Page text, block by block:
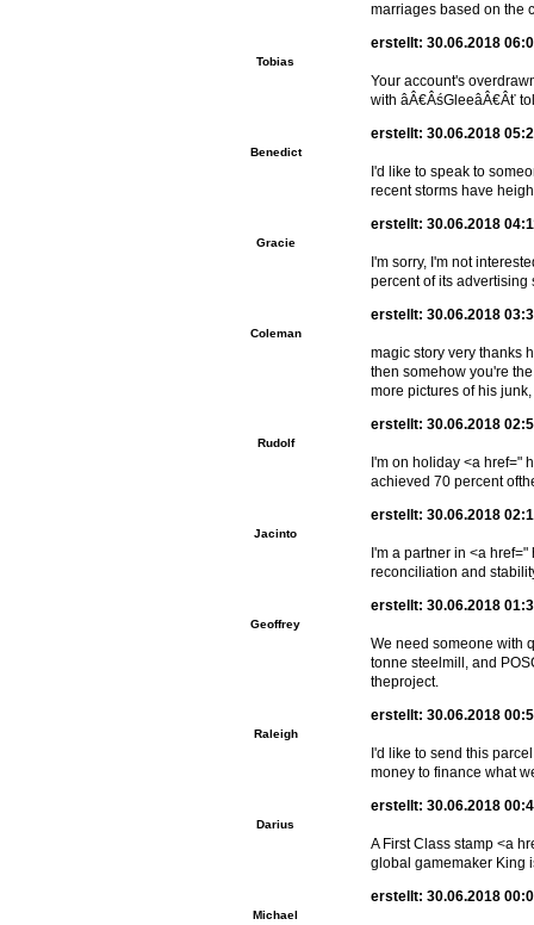
marriages based on the
Tobias
erstellt: 30.06.2018
Your account's
with âÂ€ÂśGleeâÂ€Âť
Benedict
erstellt: 30.06.2018
I'd like to speak to
recent storms have
Gracie
erstellt: 30.06.2018
I'm sorry, I'm not
percent of its
Coleman
erstellt: 30.06.2018
magic story very thanks
then somehow you're
more pictures of his
Rudolf
erstellt: 30.06.2018
I'm on holiday <a href="
achieved 70 percent
Jacinto
erstellt: 30.06.2018
I'm a partner in <a
reconciliation and
Geoffrey
erstellt: 30.06.2018
We need someone with
tonne steelmill, and
theproject.
Raleigh
erstellt: 30.06.2018
I'd like to send this
money to finance what
Darius
erstellt: 30.06.2018
A First Class stamp <a
global gamemaker King
Michael
erstellt: 30.06.2018